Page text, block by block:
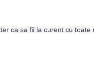
ca sa fii la curent cu toate